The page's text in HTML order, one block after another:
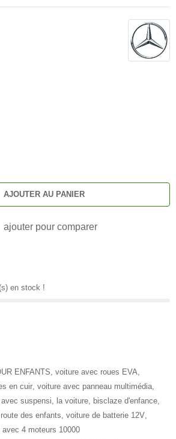
AJOUTER AU PANIER
ajouter pour comparer
en stock !
ENFANTS, voiture avec roues EVA,
en cuir, voiture avec panneau multimédia,
suspensi, la voiture, bisclaze d'enfance,
des enfants, voiture de batterie 12V,
4 moteurs 10000